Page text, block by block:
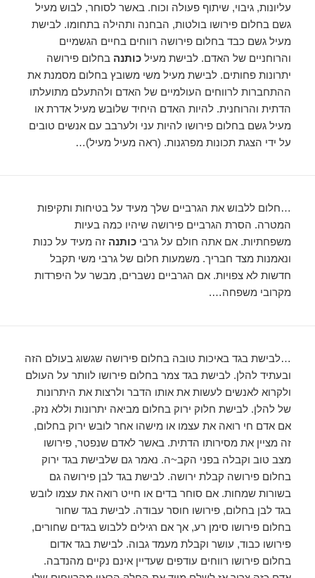
עליונות, גיבוי, שיתוף פעולה וכוח. באשר לסוחר, לבוש מעיל
גשם בחלום פירושו בולטות, הבחנה ותהילה בתחומו. לבישת
מעיל גשם כבד בחלום פירושה רווחים בחיים הגשמיים
והרוחניים של האדם. לבישת מעילכותנה בחלום פירושה
יתרונות פחותים. לבישת מעיל משי משובץ בחלום מסמנת את
ההתחברות לרווחים העולמיים של האדם ולהתעלם מתועלתו
הדתית והרוחנית. להיות האדם היחיד שלובש מעיל אדרת או
מעיל גשם בחלום פירושו להיות עני ולערבב עם אנשים טובים
על ידי הצגת תכונות מפרגנות. (ראה מעיל מעיל)…
…חלום ללבוש את הגרביים שלך מעיד על בטיחות ותקיפות
המטרה. הסרת הגרביים פירושה שיהיו כמה בעיות
משפחתיות. אם אתה חולם על גרביכותנה זה מעיד על כנות
ונאמנות מצד חבריך. משמעות חלום של גרבי משי תקבל
חדשות לא צפויות. אם הגרביים נשברים, מבשר על היפרדות
מקרובי משפחה….
…לבישת בגד באיכות טובה בחלום פירושה שגשוג בעולם הזה
ובעתיד להלן. לבישת בגד צמר בחלום פירושו לוותר על העולם
ולקרוא לאנשים לעשות את אותו הדבר ולרצות את היתרונות
של להלן. לבישת חלוק ירוק בחלום מביאה יתרונות וללא נזק.
אם אדם חי רואה את עצמו או מישהו אחר לובש ירוק בחלום,
זה מציין את מסירותו הדתית. באשר לאדם שנפטר, פירושו
מצב טוב וקבלה בפני הקב~ה. נאמר גם שלבישת בגד ירוק
בחלום פירושה קבלת ירושה. לבישת בגד לבן פירושה גם
בשורות שמחות. אם סוחר בדים או חייט רואה את עצמו לובש
בגד לבן בחלום, פירושו חוסר עבודה. לבישת בגד שחור
בחלום פירושו סימן רע, אך אם רגילים ללבוש בגדים שחורים,
פירושו כבוד, עושר וקבלת מעמד גבוה. לבישת בגד אדום
בחלום פירושו רווחים עודפים שעדיין אינם נקיים מהנדבה.